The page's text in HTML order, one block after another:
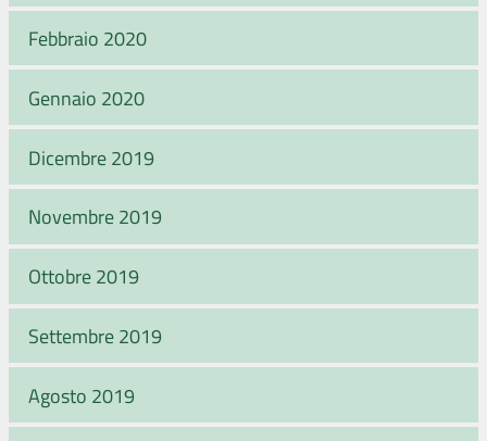
Febbraio 2020
Gennaio 2020
Dicembre 2019
Novembre 2019
Ottobre 2019
Settembre 2019
Agosto 2019